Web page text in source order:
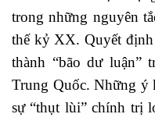
trong những nguyên
thế kỷ XX. Quyết
thành “bão dư luận”
Trung Quốc. Những ý
sự “thụt lùi” chính trị